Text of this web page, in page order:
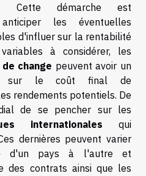
Cette démarche est
les éventuelles
d'influer sur la rentabilité
à considérer, les
change peuvent avoir un
sur le coût final de
rendements potentiels. De
de se pencher sur les
internationales qui
dernières peuvent varier
d'un pays à l'autre et
des contrats ainsi que les